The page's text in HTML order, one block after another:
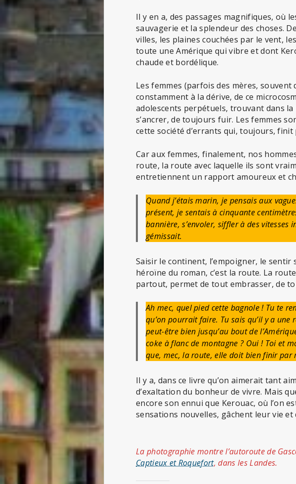
Il y en a, des passages magnifiques, où
sauvagerie et la splendeur des choses.
villes, les plaines couchées par le vent,
toute une Amérique qui vibre et dont
chaude et bordélique.
Les femmes (parfois des mères,
constamment à la dérive, de ce
adolescents perpétuels, trouvant dans
s’ancrer, de toujours fuir. Les femmes
cette société d’errants qui, toujours,
Car aux femmes, finalement, nos
route, la route avec laquelle ils sont
entretiennent un rapport amoureux et
Quand j’étais marin, je pensais aux
présent, je sentais à cinquante
bannière, s’envoler, siffler à des
gémissait.
Saisir le continent, l’empoigner, le
héroïne du roman, c’est la route. La
partout, permet de tout embrasser, de
Ah mec, quel pied cette bagnole ! Tu te
qu’on pourrait faire. Tu sais qu’il y a une
peut-être bien jusqu’au bout de
coke à flanc de montagne ? Oui ! Toi et
que, mec, la route, elle doit bien finir par
Il y a, dans ce livre qu’on aimerait tant
d’exaltation du bonheur de vivre. Mais
encore son ennui que Kerouac, où l’on
sensations nouvelles, gâchent leur vie et
La photographie montre l’autoroute de
Captieux et Roquefort, dans les Landes.